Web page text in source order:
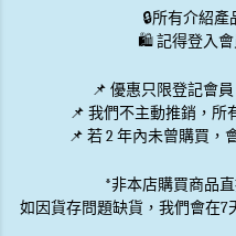
🔒所有介紹產
🛍️ 記得登入會
📌 優惠只限登記會員
📌 我們不主動推銷 ，所
📌 若 2 年內未曾購買，
*非本店購買商品
如因貨存問題缺貨，我們會在7